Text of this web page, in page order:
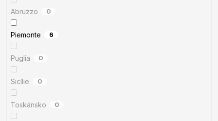
Abruzzo 0
Piemonte 6
Puglia 0
Sicílie 0
Toskánsko 0